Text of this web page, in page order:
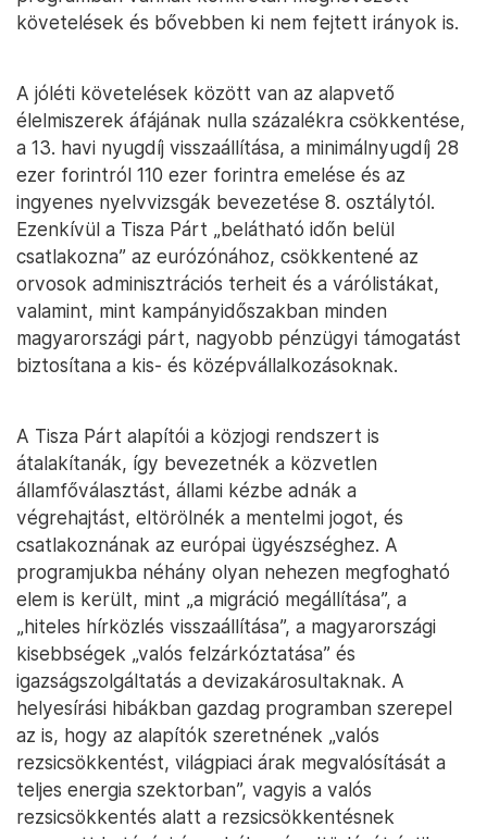
követelések és bővebben ki nem fejtett irányok is.
A jóléti követelések között van az alapvető
élelmiszerek áfájának nulla százalékra csökkentése,
a 13. havi nyugdíj visszaállítása, a minimálnyugdíj 28
ezer forintról 110 ezer forintra emelése és az
ingyenes nyelvvizsgák bevezetése 8. osztálytól.
Ezenkívül a Tisza Párt „belátható időn belül
csatlakozna” az eurózónához, csökkentené az
orvosok adminisztrációs terheit és a várólistákat,
valamint, mint kampányidőszakban minden
magyarországi párt, nagyobb pénzügyi támogatást
biztosítana a kis- és középvállalkozásoknak.
A Tisza Párt alapítói a közjogi rendszert is
átalakítanák, így bevezetnék a közvetlen
államfőválasztást, állami kézbe adnák a
végrehajtást, eltörölnék a mentelmi jogot, és
csatlakoznának az európai ügyészséghez. A
programjukba néhány olyan nehezen megfogható
elem is került, mint „a migráció megállítása”, a
„hiteles hírközlés visszaállítása”, a magyarországi
kisebbségek „valós felzárkóztatása” és
igazságszolgáltatás a devizakárosultaknak. A
helyesírási hibákban gazdag programban szerepel
az is, hogy az alapítók szeretnének „valós
rezsicsökkentést, világpiaci árak megvalósítását a
teljes energia szektorban”, vagyis a valós
rezsicsökkentés alatt a rezsicsökkentésnek